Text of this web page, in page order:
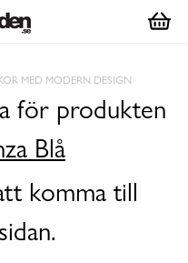
MED MODERN DESIGN
för produkten
Blå
komma till